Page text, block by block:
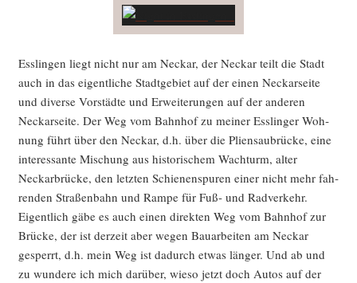
Ess­lin­gen liegt nicht nur am Neckar, der Neckar teilt die Stadt
auch in das eigent­li­che Stadt­ge­biet auf der einen Neckar­sei­te
und diver­se Vor­städ­te und Erwei­te­run­gen auf der ande­ren
Neckar­sei­te. Der Weg vom Bahn­hof zu mei­ner Ess­lin­ger Woh­
nung führt über den Neckar, d.h. über die Pli­en­sau­brü­cke, eine
inter­es­san­te Mischung aus his­to­ri­schem Wach­turm, alter
Neckar­brü­cke, den letz­ten Schie­nen­spu­ren einer nicht mehr fah­
ren­den Stra­ßen­bahn und Ram­pe für Fuß- und Rad­ver­kehr.
Eigent­lich gäbe es auch einen direk­ten Weg vom Bahn­hof zur
Brü­cke, der ist der­zeit aber wegen Bau­ar­bei­ten am Neckar
gesperrt, d.h. mein Weg ist dadurch etwas län­ger. Und ab und
zu wun­de­re ich mich dar­über, wie­so jetzt doch Autos auf der